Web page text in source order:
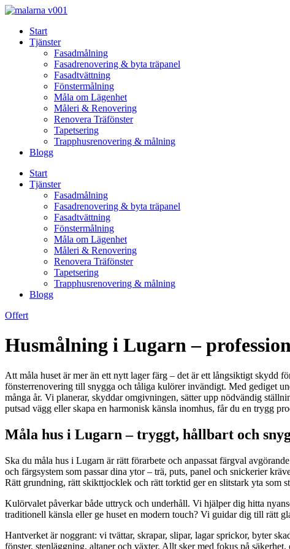
Skip
contentStart
Tjänster
Fasadmålning
Fasadrenovering & byta träpanel
Fasadtvättning
Fönstermålning
Måla om Lägenhet
Måleri & Renovering
Renovera Träfönster
Tapetsering
Trapphusrenovering & målning
Blogg
Start
Tjänster
Fasadmålning
Fasadrenovering & byta träpanel
Fasadtvättning
Fönstermålning
Måla om Lägenhet
Måleri & Renovering
Renovera Träfönster
Tapetsering
Trapphusrenovering & målning
Blogg
Offert
Husmålning i Lugarn –
Att måla huset är mer än ett nytt lager färg – det är ett långsiktigt skydd
fönsterrenovering till snygga och tåliga kulörer invändigt. Med gediget
många år. Vi planerar, skyddar omgivningen, sätter upp nödvändig
putsad vägg eller skapa en harmonisk känsla inomhus, får du en trygg
Måla hus i Lugarn – tryggt, hållbart och
Ska du måla hus i Lugarn är rätt förarbete och anpassat färgval
och färgsystem som passar dina ytor – trä, puts, panel och snickerier
Rätt grundning, rätt skikttjocklek och rätt torktid ger en slitstark yta som
Kulörvalet påverkar både uttryck och underhåll. Vi hjälper dig hitta
traditionell känsla eller ge huset en modern touch? Vi guidar dig till rätt
Hantverket är noggrant: vi tvättar, skrapar, slipar, lagar sprickor, byter
fönster, stenläggning, altaner och växter. Allt sker med fokus på